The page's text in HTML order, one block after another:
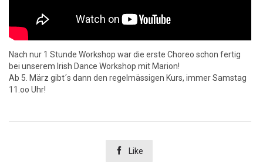
Nach nur 1 Stunde Workshop war die erste Choreo schon fertig
bei unserem Irish Dance Workshop mit Marion!
Ab 5. März gibt´s dann den regelmässigen Kurs, immer Samstag
11.oo Uhr!
 Like